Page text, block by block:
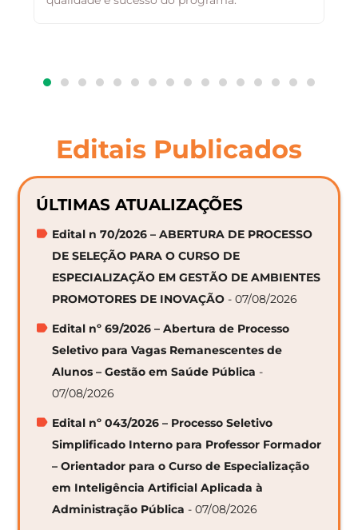
Editais Publicados
ÚLTIMAS ATUALIZAÇÕES
Edital n 70/2026 – ABERTURA DE PROCESSO
DE SELEÇÃO PARA O CURSO DE
ESPECIALIZAÇÃO EM GESTÃO DE AMBIENTES
PROMOTORES DE INOVAÇÃO - 07/08/2026
Edital nº 69/2026 – Abertura de Processo
Seletivo para Vagas Remanescentes de
Alunos – Gestão em Saúde Pública -
07/08/2026
Edital nº 043/2026 – Processo Seletivo
Simplificado Interno para Professor Formador
– Orientador para o Curso de Especialização
em Inteligência Artificial Aplicada à
Administração Pública - 07/08/2026